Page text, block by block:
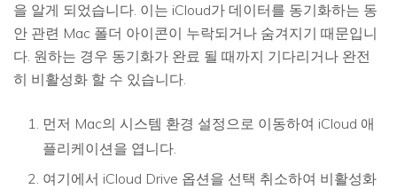
을 알게 되었습니다. 이는 iCloud가 데이터를 동기화하는 동
안 관련 Mac 폴더 아이콘이 누락되거나 숨겨지기 때문입니
다. 원하는 경우 동기화가 완료 될 때까지 기다리거나 완전
히 비활성화 할 수 있습니다.
먼저 Mac의 시스템 환경 설정으로 이동하여 iCloud 애
플리케이션을 엽니다.
여기에서 iCloud Drive 옵션을 선택 취소하여 비활성화